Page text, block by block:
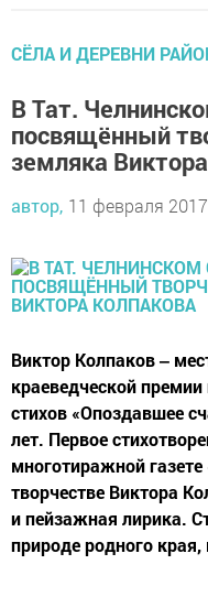
СЁЛА И ДЕРЕВНИ
В Тат.
посвящённый
земляка
автор, 11 февраля
Виктор Колпаков ‒
краеведческой
стихов «Опоздавшее
лет. Первое
многотиражной
творчестве Виктора
и пейзажная лирика.
природе родного